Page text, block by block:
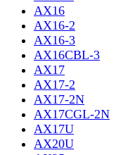
AX16
AX16-2
AX16-3
AX16CBL-3
AX17
AX17-2
AX17-2N
AX17CGL-2N
AX17U
AX20U